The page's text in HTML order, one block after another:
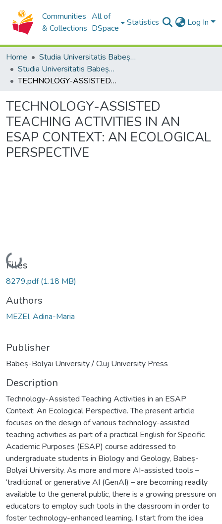
Communities
& Collections
All of
DSpace
Statistics Log In
Home
Studia Universitatis Babeș-Bolyai Collection
Studia Universitatis Babeș-Bolyai Philologia
TECHNOLOGY-ASSISTED TEACHING ACTIVITIES IN AN ESAP CONTEXT: AN ECOLOGICAL PERSPECTIVE
TECHNOLOGY-ASSISTED
TEACHING ACTIVITIES IN AN
ESAP CONTEXT: AN ECOLOGICAL
PERSPECTIVE
Loading...
Files
8279.pdf(1.18 MB)
Authors
MEZEI, Adina-Maria
Publisher
Babeș-Bolyai University / Cluj University Press
Description
Technology-Assisted Teaching Activities in an ESAP
Context: An Ecological Perspective. The present article
focuses on the design of various technology-assisted
teaching activities as part of a practical English for Specific
Academic Purposes (ESAP) course addressed to
undergraduate students in Biology and Geology, Babeș-
Bolyai University. As more and more AI-assisted tools –
‘traditional’ or generative AI (GenAI) – are becoming readily
available to the general public, there is a growing pressure on
educators to employ such tools in the classroom in order to
foster technology-enhanced learning. I start from the idea